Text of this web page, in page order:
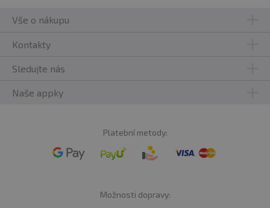
Vše o nákupu
Kontakty
Sledujte nás
Naše appky
Platební metody:
Možnosti dopravy: